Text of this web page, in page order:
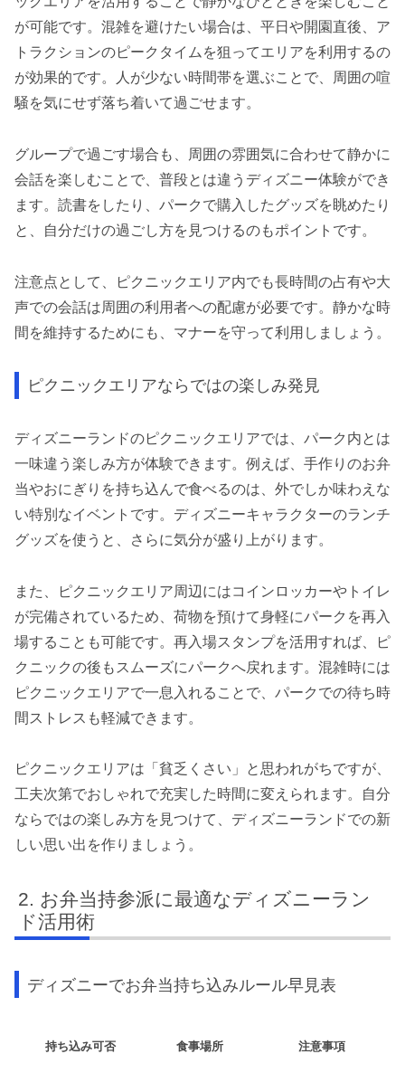
が可能です。混雑を避けたい場合は、平日や開園直後、ア
トラクションのピークタイムを狙ってエリアを利用するの
が効果的です。人が少ない時間帯を選ぶことで、周囲の喧
騒を気にせず落ち着いて過ごせます。
グループで過ごす場合も、周囲の雰囲気に合わせて静かに
会話を楽しむことで、普段とは違うディズニー体験ができ
ます。読書をしたり、パークで購入したグッズを眺めたり
と、自分だけの過ごし方を見つけるのもポイントです。
注意点として、ピクニックエリア内でも長時間の占有や大
声での会話は周囲の利用者への配慮が必要です。静かな時
間を維持するためにも、マナーを守って利用しましょう。
ピクニックエリアならではの楽しみ発見
ディズニーランドのピクニックエリアでは、パーク内とは
一味違う楽しみ方が体験できます。例えば、手作りのお弁
当やおにぎりを持ち込んで食べるのは、外でしか味わえな
い特別なイベントです。ディズニーキャラクターのランチ
グッズを使うと、さらに気分が盛り上がります。
また、ピクニックエリア周辺にはコインロッカーやトイレ
が完備されているため、荷物を預けて身軽にパークを再入
場することも可能です。再入場スタンプを活用すれば、ピ
クニックの後もスムーズにパークへ戻れます。混雑時には
ピクニックエリアで一息入れることで、パークでの待ち時
間ストレスも軽減できます。
ピクニックエリアは「貧乏くさい」と思われがちですが、
工夫次第でおしゃれで充実した時間に変えられます。自分
ならではの楽しみ方を見つけて、ディズニーランドでの新
しい思い出を作りましょう。
お弁当持参派に最適なディズニーラン
ド活用術
ディズニーでお弁当持ち込みルール早見表
持ち込み可否 食事場所 注意事項